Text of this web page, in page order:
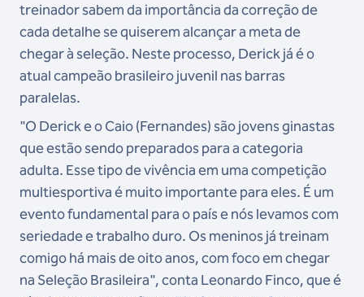
treinador sabem da importância da correção de
cada detalhe se quiserem alcançar a meta de
chegar à seleção. Neste processo, Derick já é o
atual campeão brasileiro juvenil nas barras
paralelas.
"O Derick e o Caio (Fernandes) são jovens ginastas
que estão sendo preparados para a categoria
adulta. Esse tipo de vivência em uma competição
multiesportiva é muito importante para eles. É um
evento fundamental para o país e nós levamos com
seriedade e trabalho duro. Os meninos já treinam
comigo há mais de oito anos, com foco em chegar
na Seleção Brasileira", conta Leonardo Finco, que é